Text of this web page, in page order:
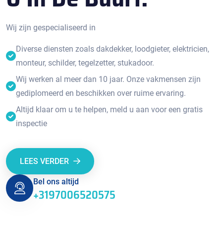
Wij zijn gespecialiseerd in
Diverse diensten zoals dakdekker, loodgieter, elektricien,
monteur, schilder, tegelzetter, stukadoor.
Wij werken al meer dan 10 jaar. Onze vakmensen zijn
gediplomeerd en beschikken over ruime ervaring.
Altijd klaar om u te helpen, meld u aan voor een gratis
inspectie
LEES VERDER
Bel ons altijd
+3197006520575